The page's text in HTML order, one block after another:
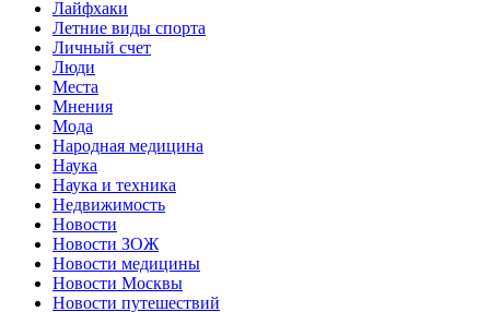
Лайфхаки
Летние виды спорта
Личный счет
Люди
Места
Мнения
Мода
Народная медицина
Наука
Наука и техника
Недвижимость
Новости
Новости ЗОЖ
Новости медицины
Новости Москвы
Новости путешествий